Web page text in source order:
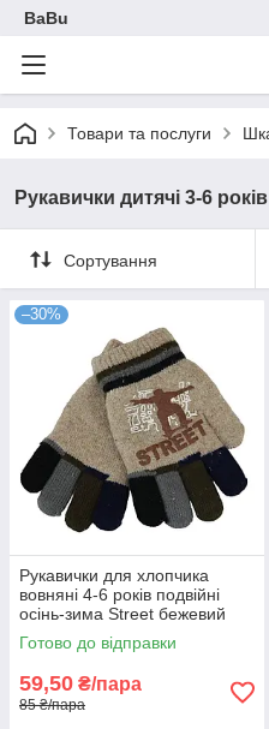
BaBu
Товари та послуги
Рукавички дитячі 3-6 років
Сортування
–30%
Рукавички для хлопчика
вовняні 4-6 років подвійні
осінь-зима Street бежевий
Готово до відправки
59,50 ₴/пара
85 ₴/пара